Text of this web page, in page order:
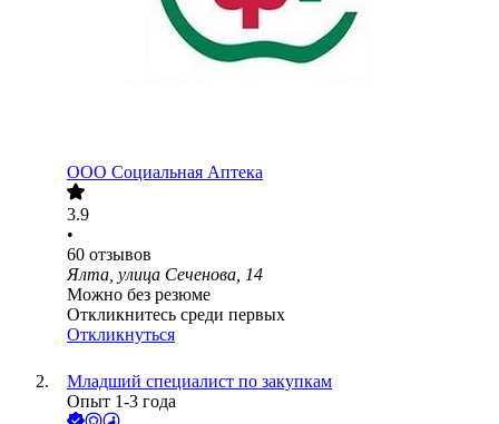
ООО Социальная Аптека
3.9
•
60 отзывов
Ялта, улица Сеченова, 14
Можно без резюме
Откликнитесь среди первых
Откликнуться
Младший специалист по закупкам
Опыт 1-3 года